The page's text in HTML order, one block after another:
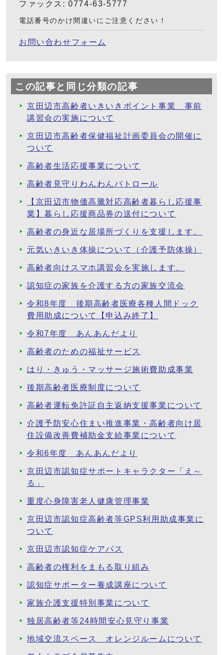
ファックス: 0774-63-5777
電話番号のかけ間違いにご注意ください！
お問い合わせフォーム
この記事と同じ分類の記事
京田辺市高齢者いきいきポイント事業 事前
講習会の実施について
京田辺市高齢者保健福祉計画委員会の開催に
ついて
高齢者生活応援事業について
高齢者見守りわんわんパトロール
【京田辺市物価高騰対応高齢者暮らし応援事
業】暮らし応援商品券の送付について
高齢者の身近な居場所づくりを支援します。
元気いきいき体操について（介護予防体操）
高齢者向けスマホ講習会を実施します。
認知症の家族を介護する方の家族交流会
令和8年度 後期高齢者医療各種人間ドック
費用助成について【申込み終了】
令和7年度 あんあんだより
高齢者のための福祉サービス
はり・きゅう・マッサージ施術費助成事業
後期高齢者医療制度について
高齢者運転免許証自主返納支援事業について
介護予防安心住まい推進事業・高齢者向け居
住設備改善費補助金支給事業について
令和6年度 あんあんだより
京田辺市認知症サポートキャラクター「え～
る」
重度心身障害老人健康管理事業
京田辺市認知症高齢者等GPS利用助成事業に
ついて
京田辺市認知症ケアパス
高齢者の権利をまもる取り組み
認知症サポーター養成講座について
家族介護支援特別事業について
独居高齢者等24時間安心見守り事業
地域交流スペース オレンジルームについて